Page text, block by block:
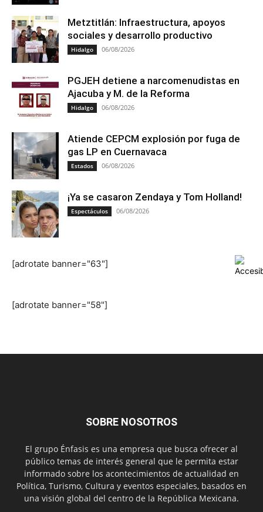
Metztitlán: Infraestructura, apoyos
sociales y desarrollo productivo
Hidalgo 06/08/2026
PGJEH detiene a narcomenudistas en
Ajacuba y M. de la Reforma
Hidalgo 06/08/2026
Atiende CEPCM explosión por fuga de
gas LP en Cuernavaca
Estados 06/08/2026
¡Ya se casaron Zendaya y Tom Holland!
Espectáculos 06/08/2026
[adrotate banner="63"]
[adrotate banner="58"]
SOBRE NOSOTROS
El grupo Énfasis es una empresa que busca ofrecer al
público temas de interés general que le permita estar
informado sobre los acontecimientos de actualidad en
Política, Turismo, Cultura y eventos especiales, basados en
una visión global del centro de la República Mexicana.